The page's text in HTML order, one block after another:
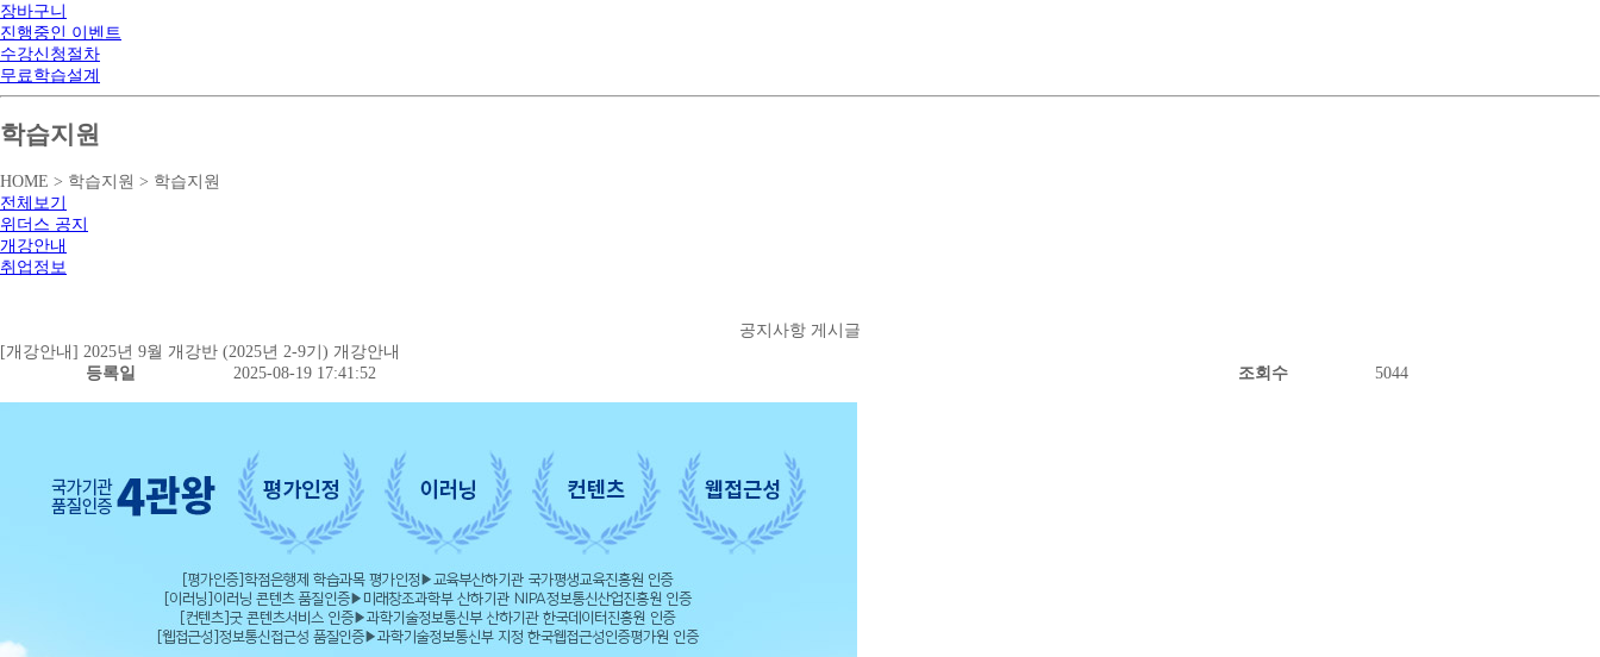
장바구니
진행중인 이벤트
수강신청절차
무료학습설계
학습지원
HOME > 학습지원 > 학습지원
전체보기
위더스 공지
개강안내
취업정보
공지사항 게시글
[개강안내] 2025년 9월 개강반 (2025년 2-9기) 개강안내
등록일
2025-08-19 17:41:52 조회수 5044